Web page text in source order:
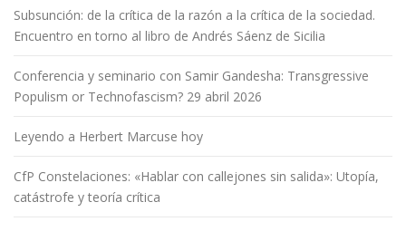
Subsunción: de la crítica de la razón a la crítica de la sociedad.
Encuentro en torno al libro de Andrés Sáenz de Sicilia
Conferencia y seminario con Samir Gandesha: Transgressive
Populism or Technofascism? 29 abril 2026
Leyendo a Herbert Marcuse hoy
CfP Constelaciones: «Hablar con callejones sin salida»: Utopía,
catástrofe y teoría crítica